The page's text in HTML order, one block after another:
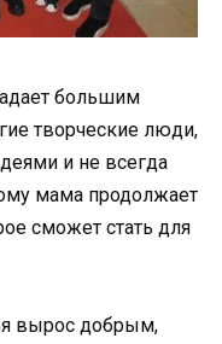
большим
творческие люди,
и не всегда
мама продолжает
сможет стать для
вырос добрым,